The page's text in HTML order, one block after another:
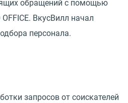
обращений с помощью
ВкусВилл начал
персонала.
запросов от соискателей